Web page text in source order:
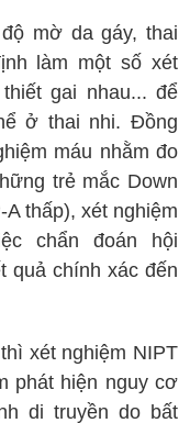
mờ da gáy, thai
làm một số xét
gai nhau... để
ở thai nhi. Đồng
máu nhằm đo
trẻ mắc Down
thấp), xét nghiệm
chẩn đoán hội
quả chính xác đến
xét nghiệm NIPT
phát hiện nguy cơ
di truyền do bất